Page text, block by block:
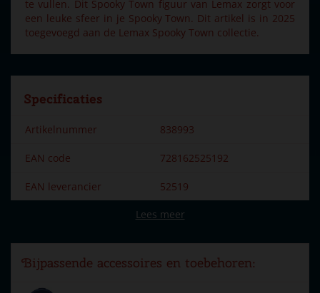
te vullen. Dit Spooky Town figuur van Lemax zorgt voor
een leuke sfeer in je Spooky Town. Dit artikel is in 2025
toegevoegd aan de Lemax Spooky Town collectie.
Specificaties
Artikelnummer 838993
EAN code 728162525192
EAN leverancier 52519
Lemax
Dorpsnaam Spooky Town
Locatie ST-P14-V
Lees meer
Bijpassende accessoires en toebehoren: